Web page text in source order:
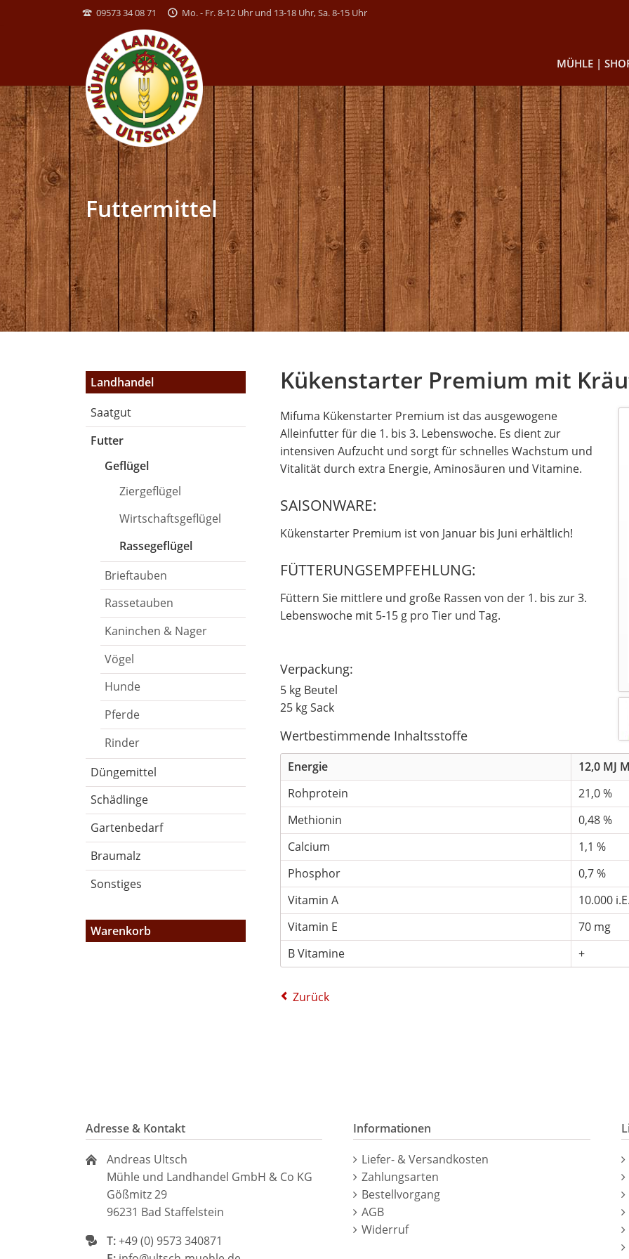
09573 34 08 71 Mo. - Fr. 8-12 Uhr und 13-18 Uhr, Sa. 8-15 Uhr
MÜHLE |
Getreide &
Mehl & Schrot
Gewürze &
Müsli & Flakes
Süßes
Nudeln
Glutenfreie
Suppen &
Brotbackkörbe
Futtermittel
Kükenstarter Premium mit
Mifuma Kükenstarter Premium ist das ausgewogene
Alleinfutter für die 1. bis 3. Lebenswoche. Es dient zur
intensiven Aufzucht und sorgt für schnelles Wachstum und
Vitalität durch extra Energie, Aminosäuren und Vitamine.
SAISONWARE:
Kükenstarter Premium ist von Januar bis Juni erhältlich!
FÜTTERUNGSEMPFEHLUNG:
Füttern Sie mittlere und große Rassen von der 1. bis zur 3.
Lebenswoche mit 5-15 g pro Tier und Tag.
Verpackung:
5 kg Beutel
25 kg Sack
Wertbestimmende Inhaltsstoffe
Energie
12,0 MJ
Rohprotein
21,0 %
Methionin
0,48 %
Calcium
1,1 %
Phosphor
0,7 %
Vitamin A
10.000
Vitamin E
70 mg
B Vitamine
+
Zurück
Navigation
überspringen
Landhandel
Saatgut
Futter
Geflügel
Ziergeflügel
Wirtschaftsgeflügel
Rassegeflügel
Brieftauben
Rassetauben
Kaninchen & Nager
Vögel
Hunde
Pferde
Rinder
Düngemittel
Schädlinge
Gartenbedarf
Braumalz
Sonstiges
Warenkorb
Adresse & Kontakt
Andreas Ultsch
Mühle und Landhandel GmbH & Co KG
Gößmitz 29
96231 Bad Staffelstein
T:+49 (0) 9573 340871
Informationen
Navigation
überspringen
Liefer- & Versandkosten
Zahlungsarten
Bestellvorgang
AGB
Widerruf